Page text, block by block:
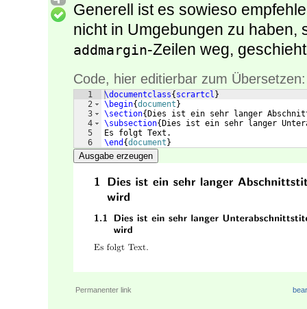
Generell ist es sowieso
nicht in Umgebungen zu haben,
addmargin-Zeilen weg,
Code, hier editierbar zum Übersetzen:
1
2
3
4
5
6
\documentclass{ scrartcl }
\begin{document }
\section{ Dies ist ein sehr langer
\subsection{ Dies ist ein sehr langer
Es folgt Text.
\end {document }
Ausgabe erzeugen
Permanenter link